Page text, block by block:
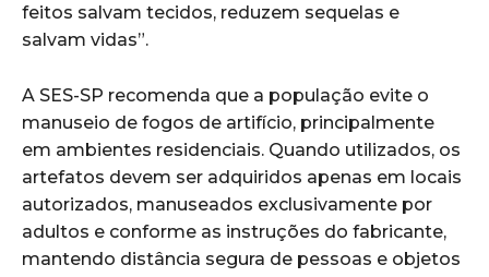
feitos salvam tecidos, reduzem sequelas e
salvam vidas”.
A SES-SP recomenda que a população evite o
manuseio de fogos de artifício, principalmente
em ambientes residenciais. Quando utilizados, os
artefatos devem ser adquiridos apenas em locais
autorizados, manuseados exclusivamente por
adultos e conforme as instruções do fabricante,
mantendo distância segura de pessoas e objetos